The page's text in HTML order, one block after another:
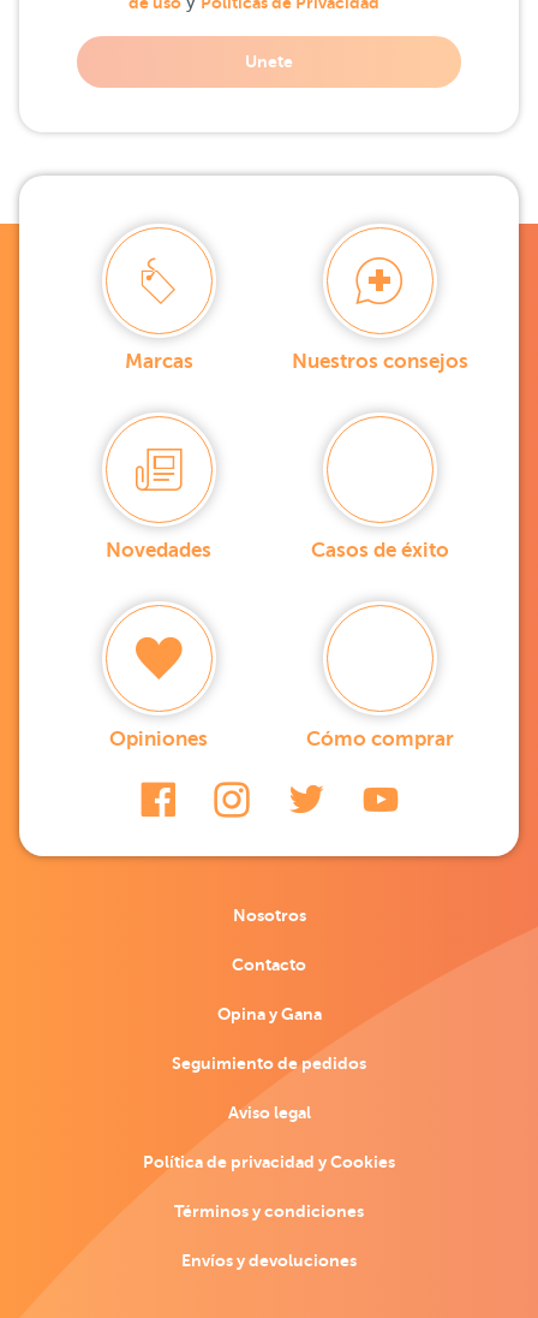
Unete
Marcas Nuestros consejos
Novedades Casos de éxito
Opiniones Cómo comprar
Nosotros
Contacto
Opina y Gana
Seguimiento de pedidos
Aviso legal
Política de privacidad y Cookies
Términos y condiciones
Envíos y devoluciones